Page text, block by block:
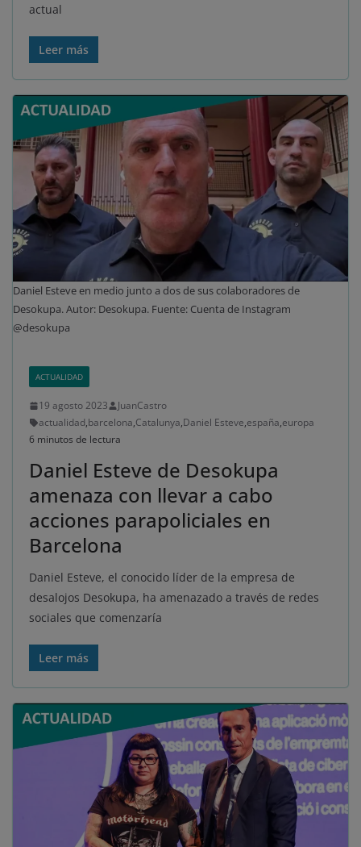
actual
Leer más
Daniel Esteve en medio junto a dos de sus colaboradores de
Desokupa. Autor: Desokupa. Fuente: Cuenta de Instagram
@desokupa
ACTUALIDAD
19 agosto 2023
JuanCastro
actualidad,barcelona,Catalunya,Daniel Esteve,españa,europa
6 minutos de lectura
Daniel Esteve de Desokupa
amenaza con llevar a cabo
acciones parapoliciales en
Barcelona
Daniel Esteve, el conocido líder de la empresa de
desalojos Desokupa, ha amenazado a través de redes
sociales que comenzaría
Leer más